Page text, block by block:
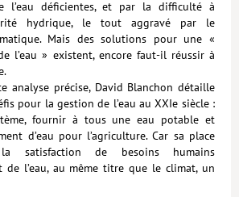
l’eau déficientes, et par la difficulté à
hydrique, le tout aggravé par le
Mais des solutions pour une «
l’eau » existent, encore faut-il réussir à
analyse précise, David Blanchon détaille
pour la gestion de l’eau au XXIe siècle :
fournir à tous une eau potable et
d’eau pour l’agriculture. Car sa place
satisfaction de besoins humains
de l’eau, au même titre que le climat, un